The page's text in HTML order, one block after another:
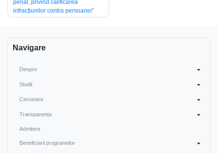
articole
penal, privind calificarea
infracțiunilor contra persoanei”
Navigare
Despre
Studii
Cercetare
Transparența
Admitere
Beneficiarii programelor